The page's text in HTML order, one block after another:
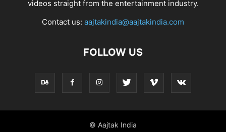
videos straight from the entertainment industry.
Contact us: aajtakindia@aajtakindia.com
FOLLOW US
© Aajtak India